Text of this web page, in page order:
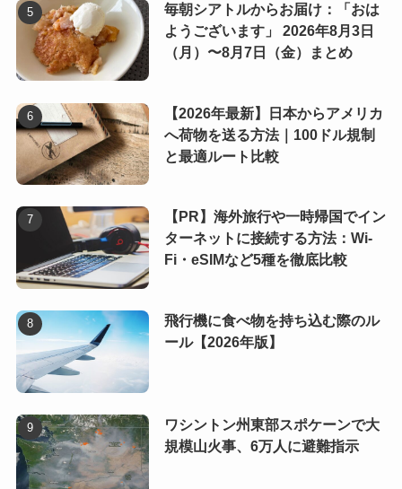
毎朝シアトルからお届け：「おは
ようございます」 2026年8月3日
（月）〜8月7日（金）まとめ
【2026年最新】日本からアメリカ
へ荷物を送る方法｜100ドル規制
と最適ルート比較
【PR】海外旅行や一時帰国でイン
ターネットに接続する方法：Wi-
Fi・eSIMなど5種を徹底比較
飛行機に食べ物を持ち込む際のル
ール【2026年版】
ワシントン州東部スポケーンで大
規模山火事、6万人に避難指示